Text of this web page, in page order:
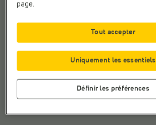
Payer en ligne en toute sécurité
page.
Définir les préférences
Uniquement les essentiels
Tout accepter